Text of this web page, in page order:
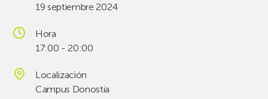
19 septiembre 2024
Hora
17:00 - 20:00
Localización
Campus Donostia